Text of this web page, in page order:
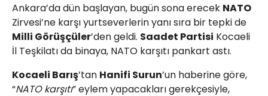
Ankara’da dün başlayan, bugün sona erecek NATO
Zirvesi’ne karşı yurtseverlerin yanı sıra bir tepki de
Milli Görüşçüler’den geldi. Saadet Partisi Kocaeli
İl Teşkilatı da binaya, NATO karşıtı pankart astı.
Kocaeli Barış’tan Hanifi Surun’un haberine göre,
“NATO karşıtı” eylem yapacakları gerekçesiyle,